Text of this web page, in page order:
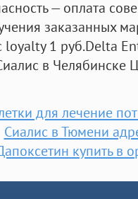
— оплата
заказанных
loyalty 1 руб.Delta
в Челябинске
для лечение
Сиалис в Тюмени
купить в